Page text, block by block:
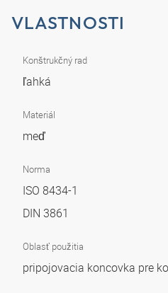
VLASTNOSTI
Konštrukčný rad
ľahká
Materiál
meď
Norma
ISO 8434-1
DIN 3861
Oblasť použitia
pripojovacia koncovka pre